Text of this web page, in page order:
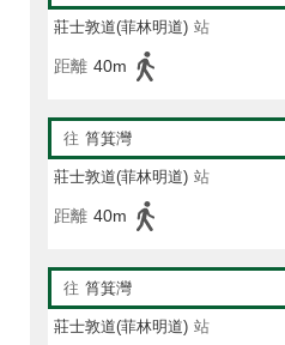
莊士敦道(菲林明道) 站
距離 40m
往 筲箕灣
莊士敦道(菲林明道) 站
距離 40m
往 筲箕灣
莊士敦道(菲林明道) 站